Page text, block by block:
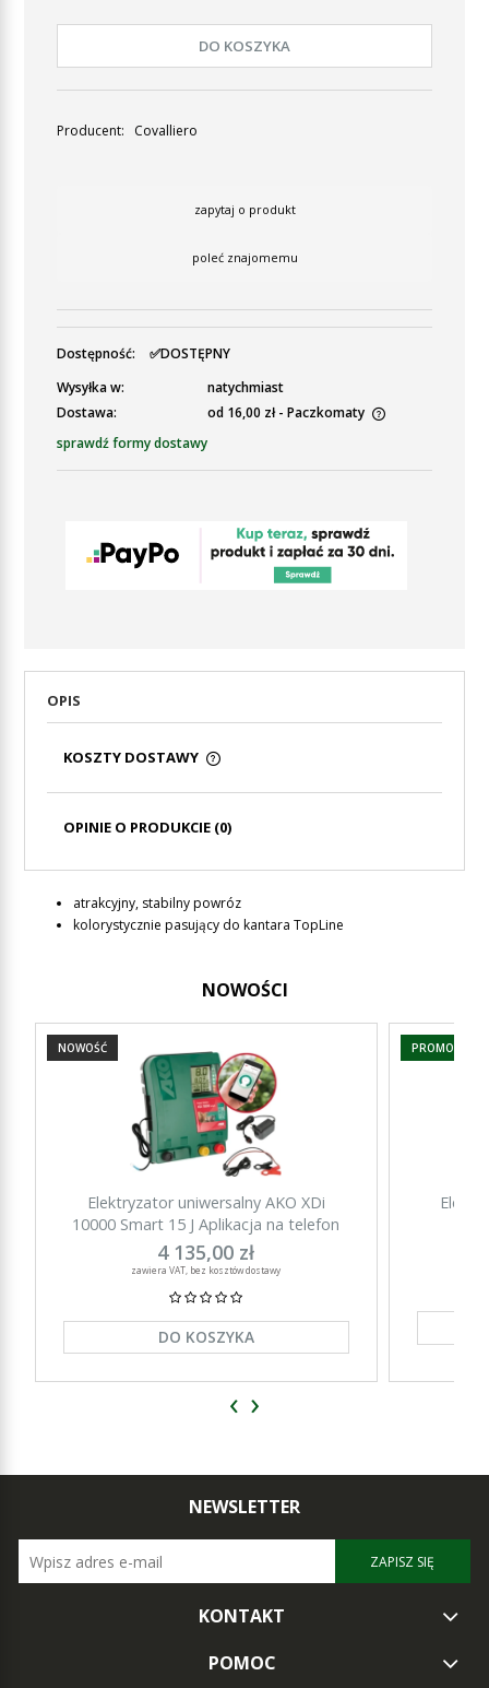
DO KOSZYKA
Producent: Covalliero
zapytaj o produkt
poleć znajomemu
Dostępność:
✅DOSTĘPNY
Wysyłka w:
natychmiast
Dostawa:
od 16,00 zł - Paczkomaty
Cena nie zawiera ewentualnych kosztów płatności
sprawdź formy dostawy
OPIS
KOSZTY DOSTAWY
PŁATNOŚCI
OPINIE O PRODUKCIE (0)
atrakcyjny, stabilny powróz
kolorystycznie pasujący do kantara TopLine
NOWOŚCI
Elektryzator uniwersalny AKO XDi
10000 Smart 15 J Aplikacja na telefon
4 135,00 zł
zawiera VAT, bez kosztów dostawy
DO KOSZYKA
NOWOŚĆ PROMOCJA
‹ ›
NEWSLETTER
ZAPISZ SIĘ
KONTAKT
POMOC